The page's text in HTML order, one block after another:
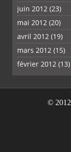
juin 2012 (23)
mai 2012 (20)
avril 2012 (19)
mars 2012 (15)
février 2012 (13)
©